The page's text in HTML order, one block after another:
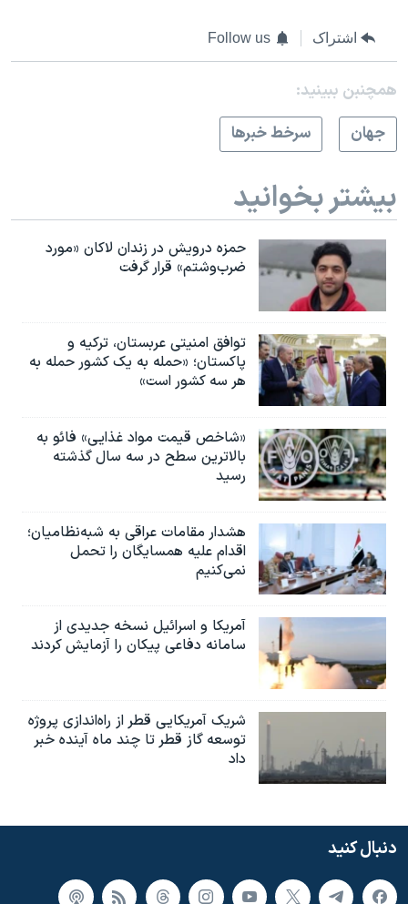
اشتراک Follow us
همچنبن ببینید:
جهان
سرخط خبرها
بیشتر بخوانید
حمزه درویش در زندان لاکان «مورد
ضرب‌وشتم» قرار گرفت
توافق امنیتی عربستان، ترکیه و
پاکستان؛ «حمله به یک کشور حمله به
هر سه کشور است»
«شاخص قیمت مواد غذایی» فائو به
بالاترین سطح در سه سال گذشته
رسید
هشدار مقامات عراقی به شبه‌نظامیان؛
اقدام علیه همسایگان را تحمل
نمی‌کنیم
آمریکا و اسرائیل نسخه جدیدی از
سامانه دفاعی پیکان را آزمایش کردند
شریک آمریکایی قطر از راه‌اندازی پروژه
توسعه گاز قطر تا چند ماه آینده خبر
داد
دنبال کنید